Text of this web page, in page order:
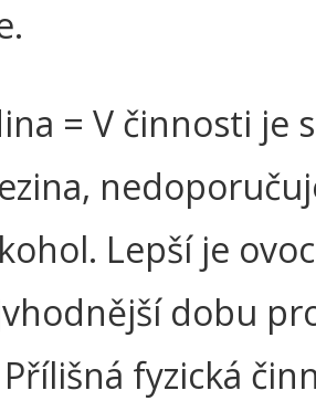
= V činnosti je
Lepší je
dobu
fyzická